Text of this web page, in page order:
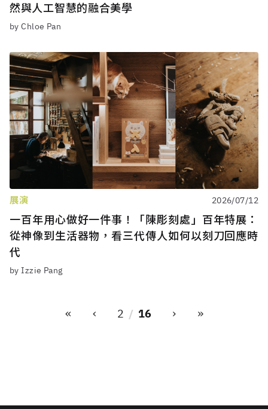
然與人工智慧的融合美學
by Chloe Pan
展演 2026/07/12
一百年用心做好一件事！「陳彫刻處」百年特展：
從神像到生活器物，看三代傳人如何以刻刀回應時
代
by Izzie Pang
« ‹ › »
2 16